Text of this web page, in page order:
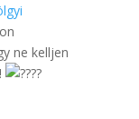
ne kelljen